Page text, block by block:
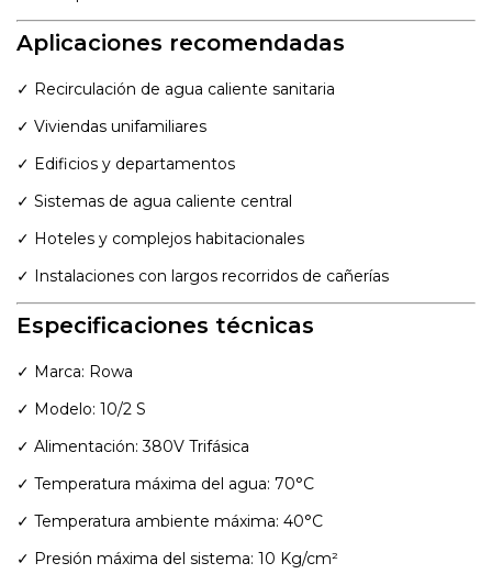
Aplicaciones recomendadas
✓ Recirculación de agua caliente sanitaria
✓ Viviendas unifamiliares
✓ Edificios y departamentos
✓ Sistemas de agua caliente central
✓ Hoteles y complejos habitacionales
✓ Instalaciones con largos recorridos de cañerías
Especificaciones técnicas
✓ Marca: Rowa
✓ Modelo: 10/2 S
✓ Alimentación: 380V Trifásica
✓ Temperatura máxima del agua: 70°C
✓ Temperatura ambiente máxima: 40°C
✓ Presión máxima del sistema: 10 Kg/cm²